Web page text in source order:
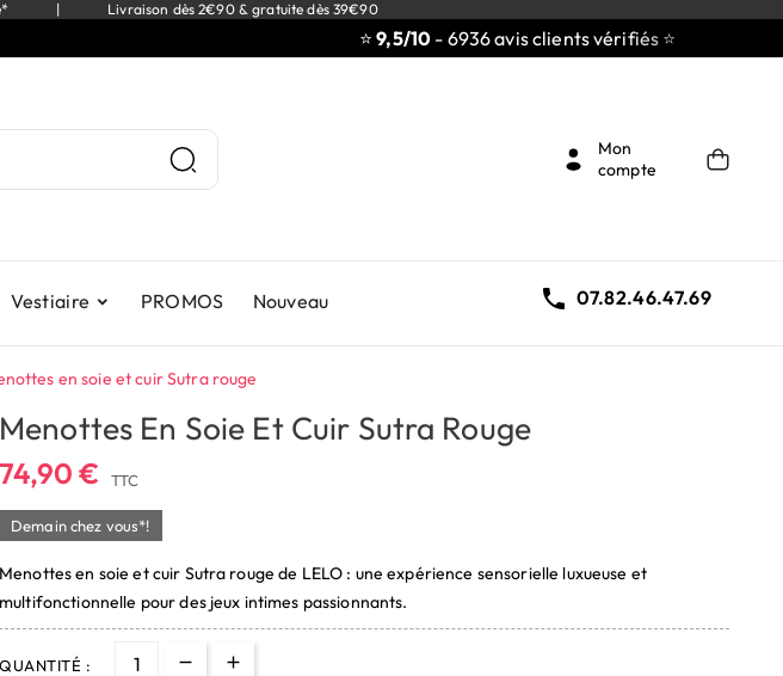
| Livraison dès 2€90 & gratuite dès 39€90
9,5/10- 6936 avis clients vérifiés ⭐
Mon
compte
Vestiaire PROMOS Nouveau  07.82.46.47.69
en soie et cuir Sutra rouge
Menottes En Soie Et Cuir Sutra Rouge
74,90 € TTC
Demain chez vous*!
Menottes en soie et cuir Sutra rouge de LELO : une expérience sensorielle luxueuse et
multifonctionnelle pour des jeux intimes passionnants.
QUANTITÉ :